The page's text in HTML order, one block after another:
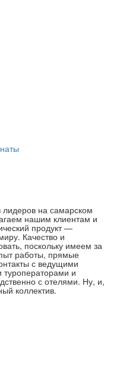
на самарском
нашим клиентам и
продукт —
Качество и
поскольку имеем за
работы, прямые
с ведущими
и
с отелями. Ну, и,
коллектив.